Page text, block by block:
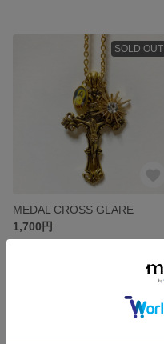
SOLD OUT
MEDAL CROSS GLARE
1,700円
残り1点